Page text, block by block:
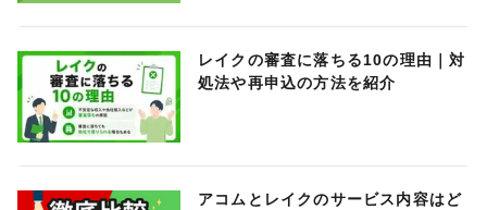
レイクの審査に落ちる10の理由｜対
処法や再申込の方法を紹介
アコムとレイクのサービス内容はど